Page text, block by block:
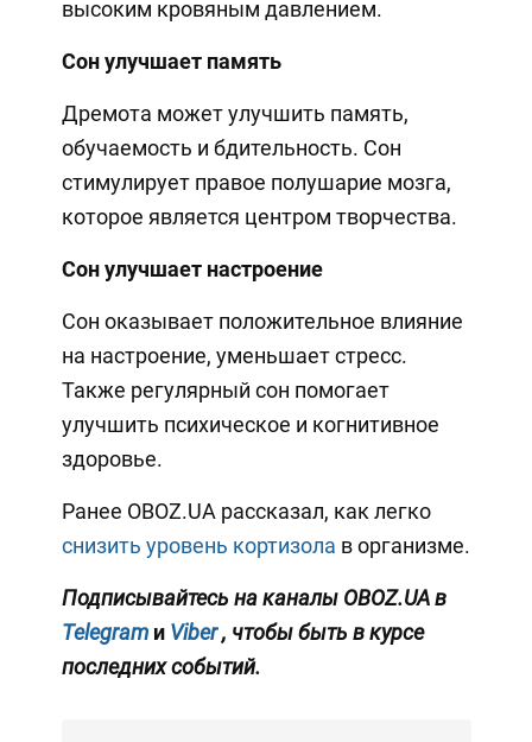
высоким кровяным давлением.
Сон улучшает память
Дремота может улучшить память,
обучаемость и бдительность. Сон
стимулирует правое полушарие мозга,
которое является центром творчества.
Сон улучшает настроение
Сон оказывает положительное влияние
на настроение, уменьшает стресс.
Также регулярный сон помогает
улучшить психическое и когнитивное
здоровье.
Ранее OBOZ.UA рассказал, как легко
снизить уровень кортизола в организме.
Подписывайтесь на каналы OBOZ.UA в
Telegram и Viber , чтобы быть в курсе
последних событий.